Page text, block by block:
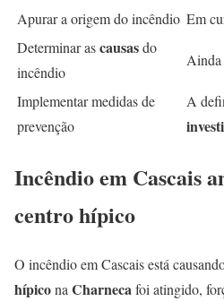
Apurar a origem do incêndio Em
Determinar ascausasdo
incêndio
Ainda
Implementar medidas de
prevenção
A
Incêndio em Cascais
centro hípico
O incêndio em Cascais está
hípiconaCharnecafoi atingido,